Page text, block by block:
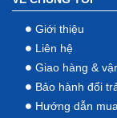
Giới thiệu
Liên hệ
Giao hàng &
Bảo hành đổi
Hướng dẫn